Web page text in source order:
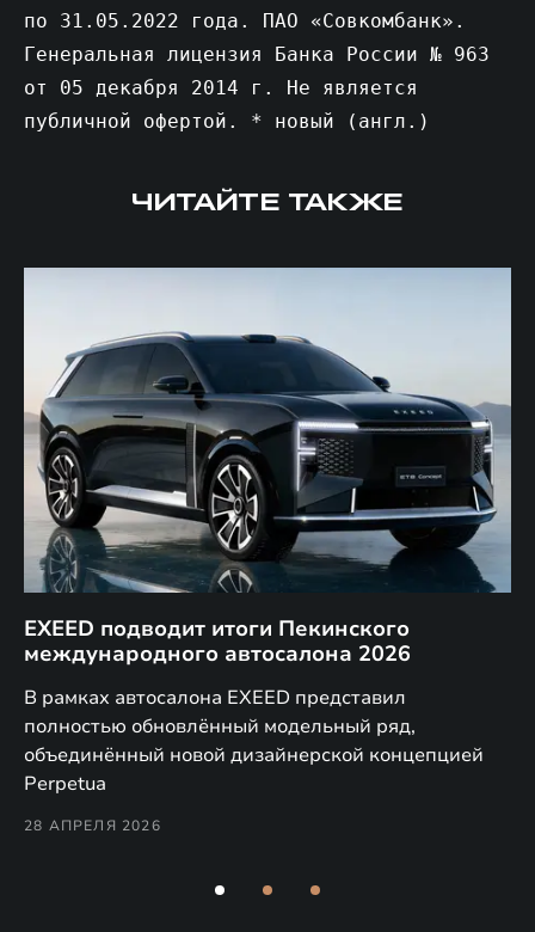
по 31.05.2022 года. ПАО «Совкомбанк».
Генеральная лицензия Банка России № 963
от 05 декабря 2014 г. Не является
публичной офертой. * новый (англ.)
ЧИТАЙТЕ ТАКЖЕ
EXEED подводит итоги Пекинского
международного автосалона 2026
В рамках автосалона EXEED представил
полностью обновлённый модельный ряд,
объединённый новой дизайнерской концепцией
Perpetua
28 АПРЕЛЯ 2026